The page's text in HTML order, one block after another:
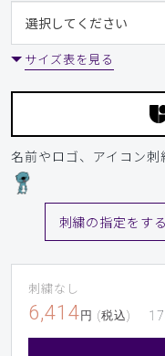
サイズ表を見る
名前やロゴ、アイコン刺
刺繍の指定をす
刺繍なし
6,414 円 (税込)